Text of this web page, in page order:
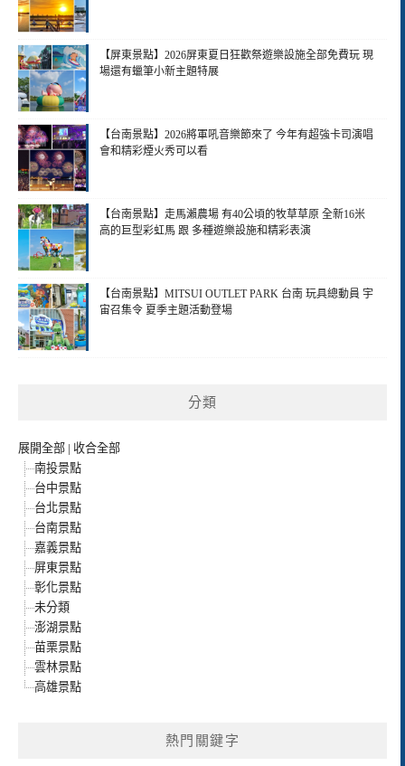
【屏東景點】2026屏東夏日狂歡祭遊樂設施全部免費玩 現
場還有蠟筆小新主題特展
【台南景點】2026將軍吼音樂節來了 今年有超強卡司演唱
會和精彩煙火秀可以看
【台南景點】走馬瀨農場 有40公頃的牧草草原 全新16米
高的巨型彩虹馬 跟 多種遊樂設施和精彩表演
【台南景點】MITSUI OUTLET PARK 台南 玩具總動員 宇
宙召集令 夏季主題活動登場
分類
展開全部 | 收合全部
南投景點
台中景點
台北景點
台南景點
嘉義景點
屏東景點
彰化景點
未分類
澎湖景點
苗栗景點
雲林景點
高雄景點
熱門關鍵字